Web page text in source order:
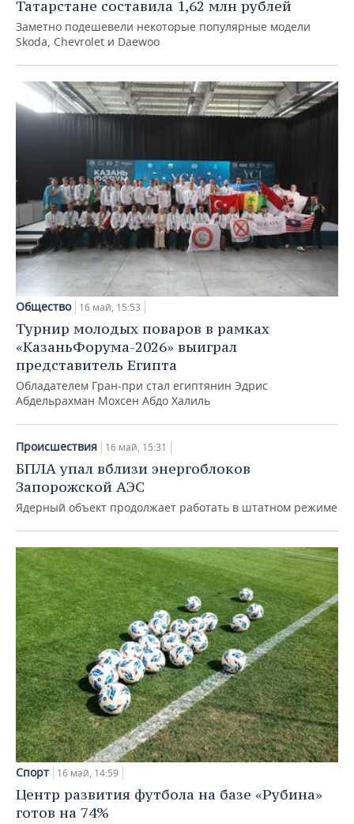
Татарстане составила 1,62 млн рублей
Заметно подешевели некоторые популярные модели
Skoda, Chevrolet и Daewoo
Общество 16 май, 15:53
Турнир молодых поваров в рамках
«КазаньФорума-2026» выиграл
представитель Египта
Обладателем Гран-при стал египтянин Эдрис
Абдельрахман Мохсен Абдо Халиль
Происшествия 16 май, 15:31
БПЛА упал вблизи энергоблоков
Запорожской АЭС
Ядерный объект продолжает работать в штатном режиме
Спорт 16 май, 14:59
Центр развития футбола на базе «Рубина»
готов на 74%